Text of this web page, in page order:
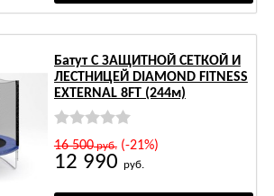
Батут С ЗАЩИТНОЙ СЕТКОЙ И
ЛЕСТНИЦЕЙ DIAMOND FITNESS
EXTERNAL 8FT (244м)
16 500руб.(-21%)
12 990 руб.